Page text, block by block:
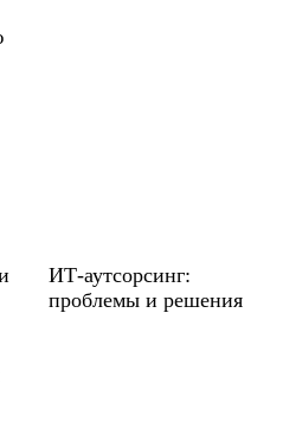
ИТ-аутсорсинг:
проблемы и решения